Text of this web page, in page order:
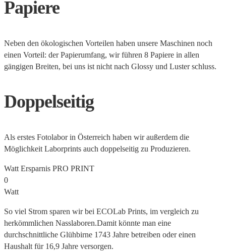
Papiere
Neben den ökologischen Vorteilen haben unsere Maschinen noch
einen Vorteil: der Papierumfang, wir führen 8 Papiere in allen
gängigen Breiten, bei uns ist nicht nach Glossy und Luster schluss.
Doppelseitig
Als erstes Fotolabor in Österreich haben wir außerdem die
Möglichkeit Laborprints auch doppelseitig zu Produzieren.
Watt Ersparnis PRO PRINT
0
Watt
So viel Strom sparen wir bei ECOLab Prints, im vergleich zu
herkömmlichen Nasslaboren.Damit könnte man eine
durchschnittliche Glühbirne 1743 Jahre betreiben oder einen
Haushalt für 16,9 Jahre versorgen.